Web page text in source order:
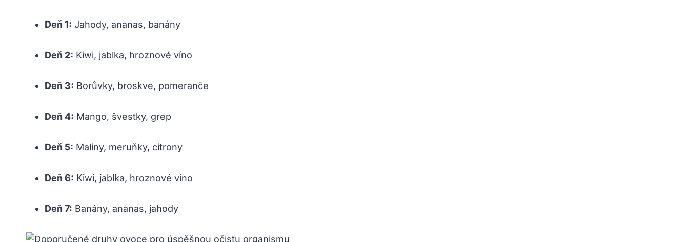
Deň 1: Jahody, ananas, banány
Deň 2: Kiwi, jablka, hroznové víno
Deň 3: Borůvky, broskve, pomeranče
Deň 4: Mango, švestky, grep
Deň 5: Maliny, meruňky, citrony
Deň 6: Kiwi, jablka, hroznové víno
Deň 7: Banány, ananas, jahody